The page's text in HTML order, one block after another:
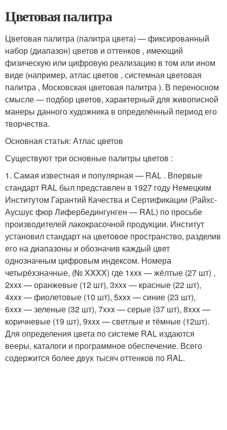
Цветовая палитра
Цветовая палитра (палитра цвета) — фиксированный
набор (диапазон) цветов и оттенков , имеющий
физическую или цифровую реализацию в том или ином
виде (например, атлас цветов , системная цветовая
палитра , Московская цветовая палитра ). В переносном
смысле — подбор цветов, характерный для живописной
манеры данного художника в определённый период его
творчества.
Основная статья: Атлас цветов
Существуют три основные палитры цветов :
1. Самая известная и популярная — RAL . Впервые
стандарт RAL был представлен в 1927 году Немецким
Институтом Гарантий Качества и Сертификации (Райхс-
Аусшус фюр Лифербедингунген — RAL) по просьбе
производителей лакокрасочной продукции. Институт
установил стандарт на цветовое пространство, разделив
его на диапазоны и обозначив каждый цвет
однозначным цифровым индексом. Номера
четырёхзначные, (№ XXXX) где 1xxx — жёлтые (27 шт) ,
2xxx — оранжевые (12 шт), 3xxx — красные (22 шт),
4xxx — фиолетовые (10 шт), 5xxx — синие (23 шт),
6xxx — зеленые (32 шт), 7xxx — серые (37 шт), 8xxx —
коричневые (19 шт), 9xxx — светлые и тёмные (12шт).
Для определения цвета по системе RAL издаются
вееры, каталоги и программное обеспечение. Всего
содержится более двух тысяч оттенков по RAL.